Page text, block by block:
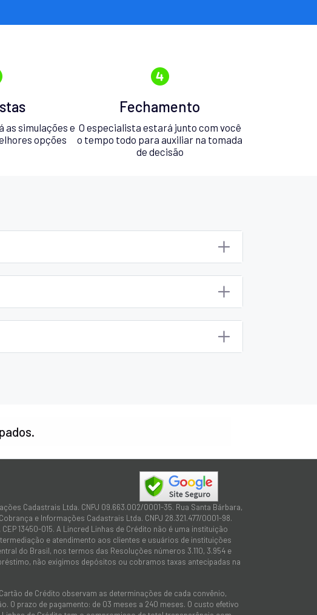
as simulações e
opções
Fechamento
O especialista estará junto com você
o tempo todo para auxiliar na tomada
de decisão
Cadastrais Ltda. CNPJ 09.663.002/0001-35. Rua Santa Bárbara,
e Informações Cadastrais Ltda. CNPJ 28.321.477/0001-98.
CEP 13450-015. A Lincred Linhas de Crédito não é uma instituição
e atendimento aos clientes e usuários de instituições
do Brasil, nos termos das Resoluções números 3.110, 3.954 e
não exigimos depósitos ou cobramos taxas antecipadas na
de Crédito observam as determinações de cada convênio,
prazo de pagamento: de 03 meses a 240 meses. O custo efetivo